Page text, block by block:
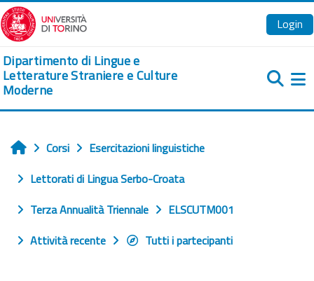
Vai al contenuto principale
Login
Dipartimento di Lingue e
Letterature Straniere e Culture
Moderne
Home
Corsi
Esercitazioni linguistiche
Lettorati di Lingua Serbo-Croata
Terza Annualità Triennale
ELSCUTM001
Attività recente
Tutti i partecipanti